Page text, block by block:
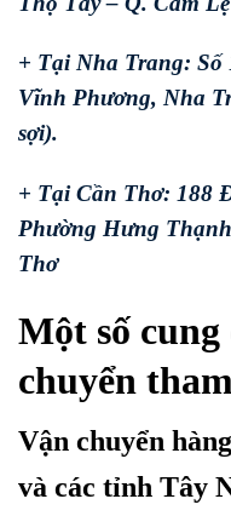
+ Tại Nha Trang:
Vĩnh Phương, Nha
sợi).
+ Tại Cần Thơ: 188
Phường Hưng
Thơ
Một số
chuyển
Vận chuyển
và các tỉnh Tây